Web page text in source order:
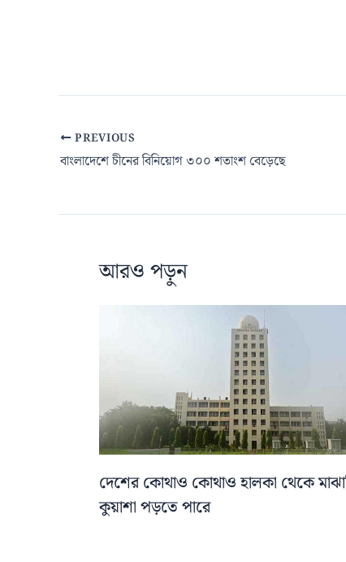
PREVIOUS
বাংলাদেশে চীনের বিনিয়োগ ৩০০ শতাংশ বেড়েছে
আরও পড়ুন
দেশের কোথাও কোথাও হালকা থেকে
কুয়াশা পড়তে পারে